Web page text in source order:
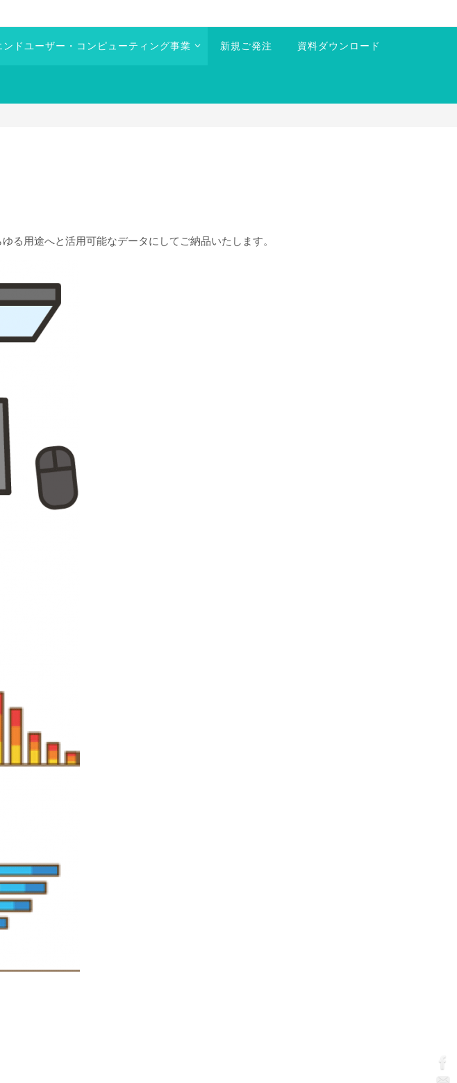
ドユーザー・コンピューティング事業 新規ご発注 資料ダウンロード
る用途へと活用可能なデータにしてご納品いたします。